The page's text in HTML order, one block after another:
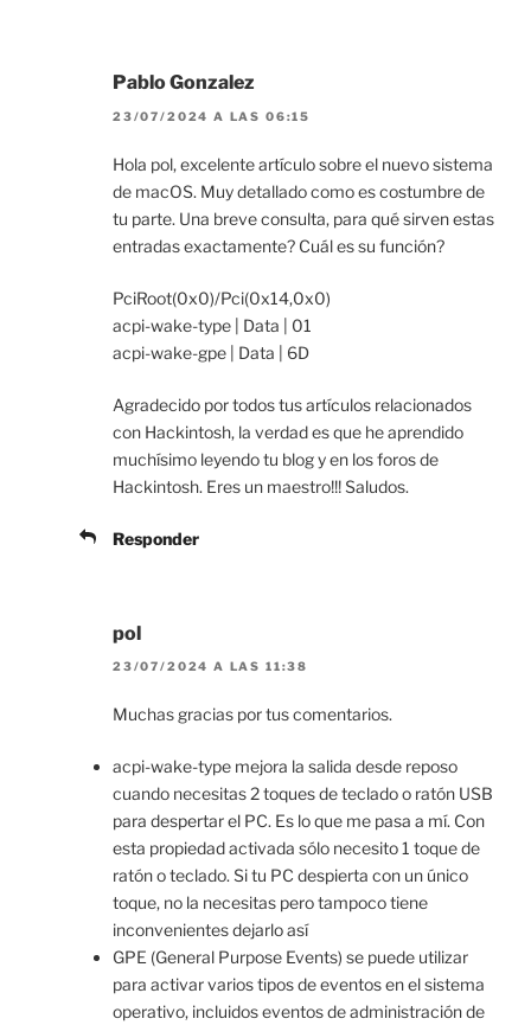
Pablo Gonzalez
23/07/2024 A LAS 06:15
Hola pol, excelente artículo sobre el nuevo sistema
de macOS. Muy detallado como es costumbre de
tu parte. Una breve consulta, para qué sirven estas
entradas exactamente? Cuál es su función?
PciRoot(0x0)/Pci(0x14,0x0)
acpi-wake-type | Data | 01
acpi-wake-gpe | Data | 6D
Agradecido por todos tus artículos relacionados
con Hackintosh, la verdad es que he aprendido
muchísimo leyendo tu blog y en los foros de
Hackintosh. Eres un maestro!!! Saludos.
Responder
pol
23/07/2024 A LAS 11:38
Muchas gracias por tus comentarios.
acpi-wake-type mejora la salida desde reposo
cuando necesitas 2 toques de teclado o ratón USB
para despertar el PC. Es lo que me pasa a mí. Con
esta propiedad activada sólo necesito 1 toque de
ratón o teclado. Si tu PC despierta con un único
toque, no la necesitas pero tampoco tiene
inconvenientes dejarlo así
GPE (General Purpose Events) se puede utilizar
para activar varios tipos de eventos en el sistema
operativo, incluidos eventos de administración de